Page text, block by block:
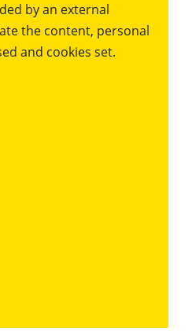
by an external
the content, personal
and cookies set.